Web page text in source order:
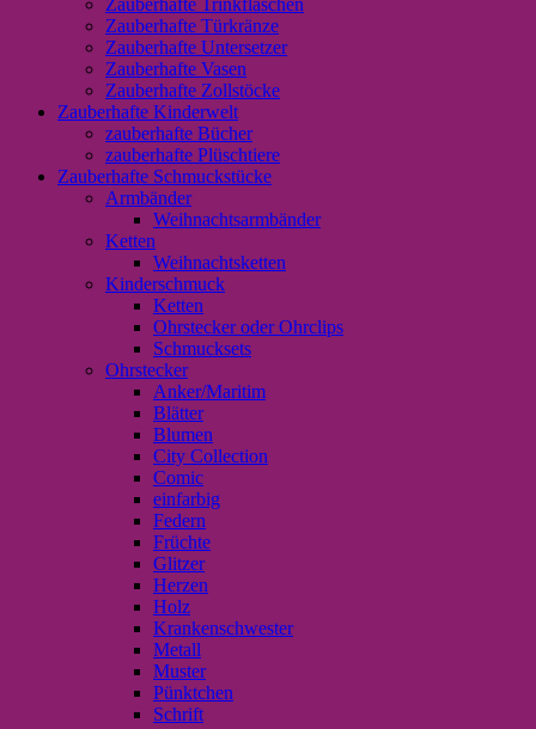
Zauberhafte Türkränze
Zauberhafte Untersetzer
Zauberhafte Vasen
Zauberhafte Zollstöcke
Zauberhafte Kinderwelt
zauberhafte Bücher
zauberhafte Plüschtiere
Zauberhafte Schmuckstücke
Armbänder
Weihnachtsarmbänder
Ketten
Weihnachtsketten
Kinderschmuck
Ketten
Ohrstecker oder Ohrclips
Schmucksets
Ohrstecker
Anker/Maritim
Blätter
Blumen
City Collection
Comic
einfarbig
Federn
Früchte
Glitzer
Herzen
Holz
Krankenschwester
Metall
Muster
Pünktchen
Schrift